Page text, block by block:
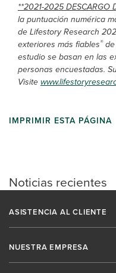
Noticias recientes
**2021-2025 DESCARGO
la puntuación numérica
de Lifestory Research
exteriores más fiables®de
estudio se basan en las
personas encuestadas.
Visite
IMPRIMIR ESTA PÁGINA
ASISTENCIA AL CLIENTE
NUESTRA EMPRESA